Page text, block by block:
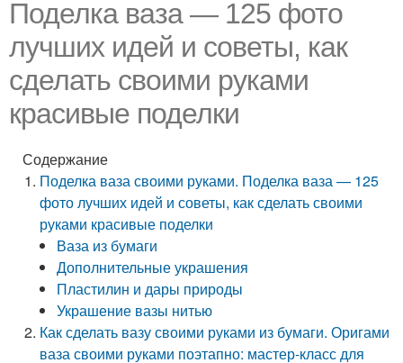
Поделка ваза — 125 фото
лучших идей и советы, как
сделать своими руками
красивые поделки
Содержание
Поделка ваза своими руками. Поделка ваза — 125
фото лучших идей и советы, как сделать своими
руками красивые поделки
Ваза из бумаги
Дополнительные украшения
Пластилин и дары природы
Украшение вазы нитью
Как сделать вазу своими руками из бумаги. Оригами
ваза своими руками поэтапно: мастер-класс для